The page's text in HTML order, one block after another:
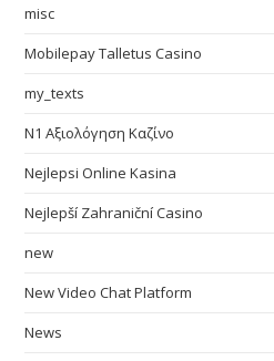
misc
Mobilepay Talletus Casino
my_texts
N1 Αξιολόγηση Καζίνο
Nejlepsi Online Kasina
Nejlepší Zahraniční Casino
new
New Video Chat Platform
News